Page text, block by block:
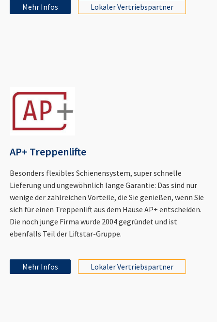
Mehr Infos Lokaler Vertriebspartner
AP+ Treppenlifte
Besonders flexibles Schienensystem, super schnelle
Lieferung und ungewöhnlich lange Garantie: Das sind nur
wenige der zahlreichen Vorteile, die Sie genießen, wenn Sie
sich für einen Treppenlift aus dem Hause AP+ entscheiden.
Die noch junge Firma wurde 2004 gegründet und ist
ebenfalls Teil der Liftstar-Gruppe.
Mehr Infos Lokaler Vertriebspartner